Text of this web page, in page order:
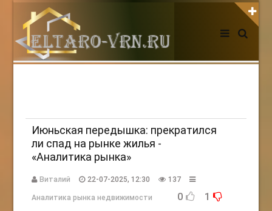
АВТОРИЗАЦИЯ НА САЙТЕ
Регистрация
НОВОСТИ СЕГОДНЯ
Июньская передышка: прекратился
ли спад на рынке жилья -
«Аналитика рынка»
Виталий 22-07-2025, 12:30 137
Аналитика рынка недвижимости 0 1